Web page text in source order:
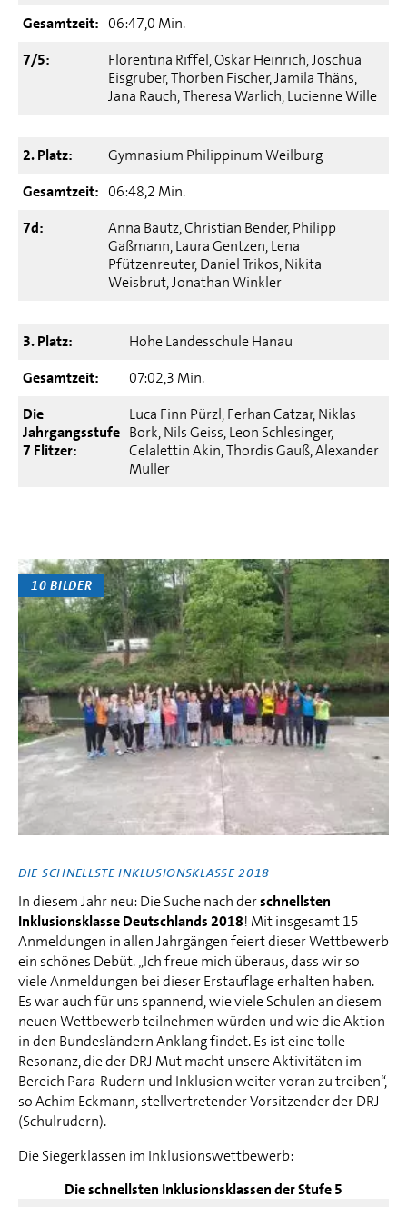
Gesamtzeit: 06:47,0 Min.
7/5:
Florentina Riffel, Oskar Heinrich, Joschua
Eisgruber, Thorben Fischer, Jamila Thäns,
Jana Rauch, Theresa Warlich, Lucienne Wille
2. Platz:
Gymnasium Philippinum Weilburg
Gesamtzeit: 06:48,2 Min.
7d:
Anna Bautz, Christian Bender, Philipp
Gaßmann, Laura Gentzen, Lena
Pfützenreuter, Daniel Trikos, Nikita
Weisbrut, Jonathan Winkler
3. Platz:
Hohe Landesschule Hanau
Gesamtzeit:
07:02,3 Min.
Die
Jahrgangsstufe
7 Flitzer:
Luca Finn Pürzl, Ferhan Catzar, Niklas
Bork, Nils Geiss, Leon Schlesinger,
Celalettin Akin, Thordis Gauß, Alexander
Müller
10 BILDER
DIE SCHNELLSTE INKLUSIONSKLASSE 2018
In diesem Jahr neu: Die Suche nach derschnellsten
Inklusionsklasse Deutschlands 2018! Mit insgesamt 15
Anmeldungen in allen Jahrgängen feiert dieser Wettbewerb
ein schönes Debüt. „Ich freue mich überaus, dass wir so
viele Anmeldungen bei dieser Erstauflage erhalten haben.
Es war auch für uns spannend, wie viele Schulen an diesem
neuen Wettbewerb teilnehmen würden und wie die Aktion
in den Bundesländern Anklang findet. Es ist eine tolle
Resonanz, die der DRJ Mut macht unsere Aktivitäten im
Bereich Para-Rudern und Inklusion weiter voran zu treiben“,
so Achim Eckmann, stellvertretender Vorsitzender der DRJ
(Schulrudern).
Die Siegerklassen im Inklusionswettbewerb:
Die schnellsten Inklusionsklassen der Stufe 5